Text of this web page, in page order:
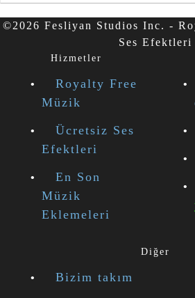
©2026 Fesliyan Studios Inc. -
Ses Efektleri
Hizmetler
Royalty Free
Müzik
Ücretsiz Ses
Efektleri
En Son
Müzik
Eklemeleri
Diğer
Bizim takım